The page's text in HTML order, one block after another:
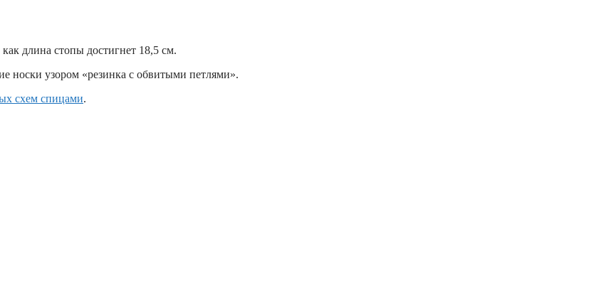
длина стопы достигнет 18,5 см.
носки узором «резинка с обвитыми петлями».
схем спицами.